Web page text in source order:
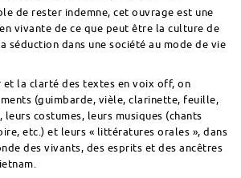
de rester indemne, cet ouvrage est une
vivante de ce que peut être la culture de
séduction dans une société au mode de vie
la clarté des textes en voix off, on
(guimbarde, vièle, clarinette, feuille,
leurs costumes, leurs musiques (chants
etc.) et leurs « littératures orales », dans
des vivants, des esprits et des ancêtres